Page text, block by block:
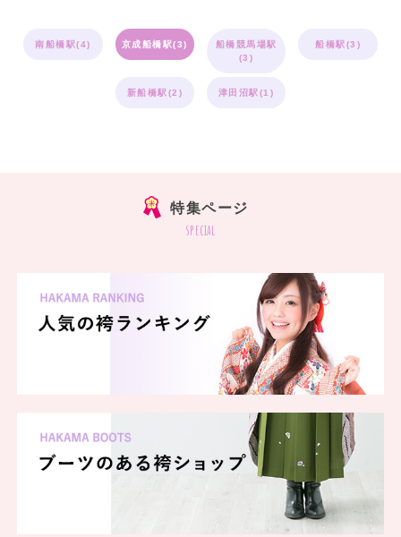
南船橋駅(4) 京成船橋駅(3)
船橋競馬場駅
(3)
船橋駅(3)
新船橋駅(2) 津田沼駅(1)
特集ページ
special